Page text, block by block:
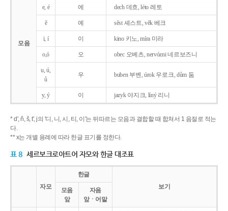
모음
e, é 에 dech 데흐, léto 레토
ě 예 sěst 셰스트, věk 베크
i, í 이 kino 키노, míra 미라
o,ó 오 obec 오베츠, nervózni 네르보즈니
u, ú,
ů
우 buben 부벤, úrok 우로크, dům 둠
y, ý 이 jazyk야지크, líný 리니
* d', ň, š, t', j의 '디, 니, 시, 티, 이'는 뒤따르는 모음과 결합할 때 합쳐서 1 음절로 적는
다.
** x는 개별 용례에 따라 한글 표기를 정한다.
표 8 세르보크로아트어 자모와 한글 대조표
자모
한글
보기
모음
앞
자음
앞ㆍ어말